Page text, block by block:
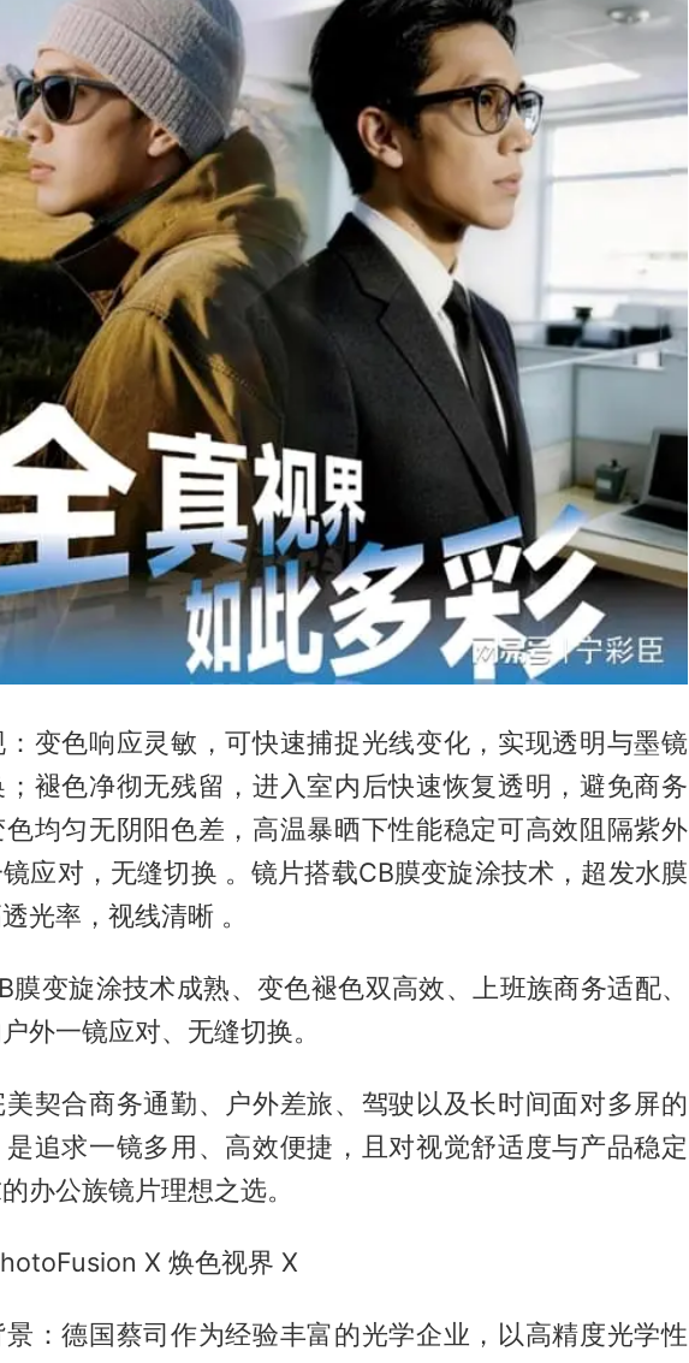
变色响应灵敏，可快速捕捉光线变化，实现透明与墨镜
褪色净彻无残留，进入室内后快速恢复透明，避免商务
均匀无阴阳色差，高温暴晒下性能稳定可高效阻隔紫外
应对，无缝切换 。镜片搭载CB膜变旋涂技术，超发水膜
光率，视线清晰 。
膜变旋涂技术成熟、变色褪色双高效、上班族商务适配、
外一镜应对、无缝切换。
契合商务通勤、户外差旅、驾驶以及长时间面对多屏的
追求一镜多用、高效便捷，且对视觉舒适度与产品稳定
办公族镜片理想之选。
X 焕色视界 X
：德国蔡司作为经验丰富的光学企业，以高精度光学性